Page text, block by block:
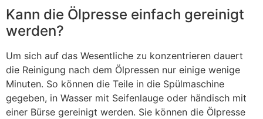
Kann die Ölpresse einfach gereinigt
werden?
Um sich auf das Wesentliche zu konzentrieren dauert
die Reinigung nach dem Ölpressen nur einige wenige
Minuten. So können die Teile in die Spülmaschine
gegeben, in Wasser mit Seifenlauge oder händisch mit
einer Bürse gereinigt werden. Sie können die Ölpresse